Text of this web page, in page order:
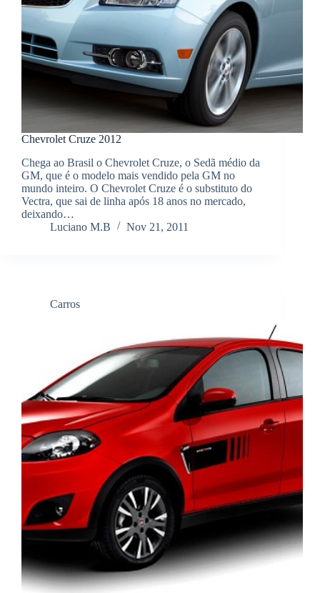
Chevrolet Cruze 2012
Chega ao Brasil o Chevrolet Cruze, o Sedã médio da
GM, que é o modelo mais vendido pela GM no
mundo inteiro. O Chevrolet Cruze é o substituto do
Vectra, que sai de linha após 18 anos no mercado,
deixando…
Luciano M.B
Nov 21, 2011
Carros